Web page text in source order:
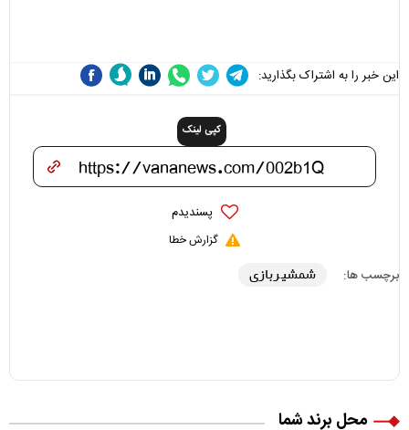
این خبر را به اشتراک بگذارید:
کپی لینک
پسندیدم
گزارش خطا
برچسب ها: شمشیربازی
محل برند شما